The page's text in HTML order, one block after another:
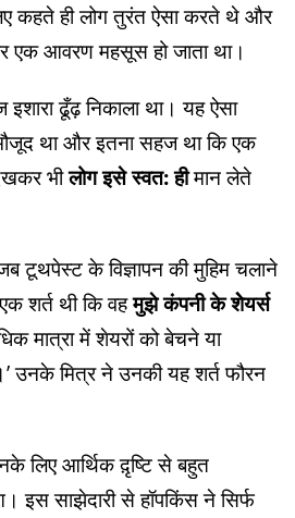
कहते ही लोग तुरंत ऐसा करते थे और
एक आवरण महसूस हो जाता था।
ढूँढ़ निकाला था। यह ऐसा
था और इतना सहज था कि एक
भीलोग इसे स्वत: हीमान लेते
टूथपेस्ट के विज्ञापन की मुहिम चलाने
शर्त थी कि वहमुझे कंपनी के शेेयर्स
मात्रा में शेयरों को बेचने या
उनके मित्र ने उनकी यह शर्त फौरन
लिए आर्थिक द़ृष्टि से बहुत
इस साझेदारी से हॉपकिंस ने सिर्फ